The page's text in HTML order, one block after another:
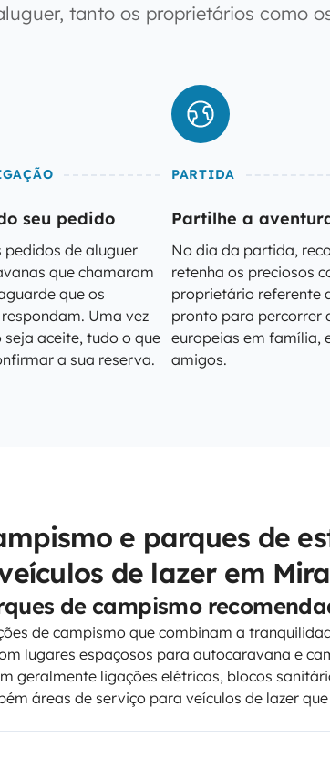
tanto os proprietários como
seu pedido
pedidos de aluguer
que chamaram
que os
Uma vez
seja aceite, tudo o que
a sua reserva.
PARTIDA
Partilhe a
No dia da partida,
retenha os preciosos
proprietário referente
pronto para percorrer
europeias em família,
amigos.
e parques de
de lazer em
de campismo
de campismo que combinam a
lugares espaçosos para autocaravana e
geralmente ligações elétricas, blocos
áreas de serviço para veículos de lazer